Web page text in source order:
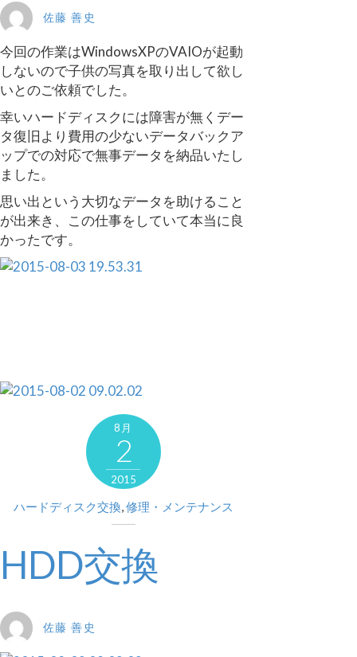
佐藤 善史
今回の作業はWindowsXPのVAIOが起動
しないので子供の写真を取り出して欲し
いとのご依頼でした。
幸いハードディスクには障害が無くデー
タ復旧より費用の少ないデータバックア
ップでの対応で無事データを納品いたし
ました。
思い出という大切なデータを助けること
が出来き、この仕事をしていて本当に良
かったです。
8月
2
2015
ハードディスク交換,修理・メンテナンス
HDD交換
佐藤 善史